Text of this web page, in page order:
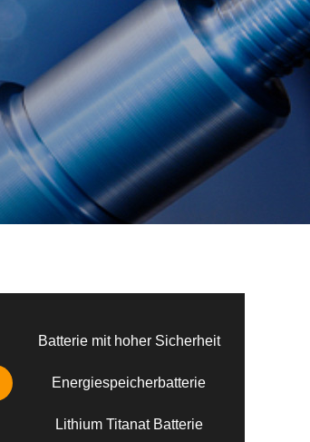
Batterie mit hoher Sicherheit
Energiespeicherbatterie
Lithium Titanat Batterie